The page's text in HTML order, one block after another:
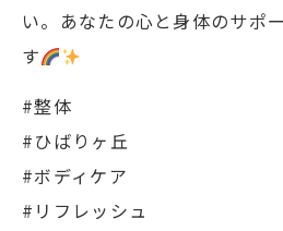
い。あなたの心と身体のサポ
す
#整体
#ひばりヶ丘
#ボディケア
#リフレッシュ